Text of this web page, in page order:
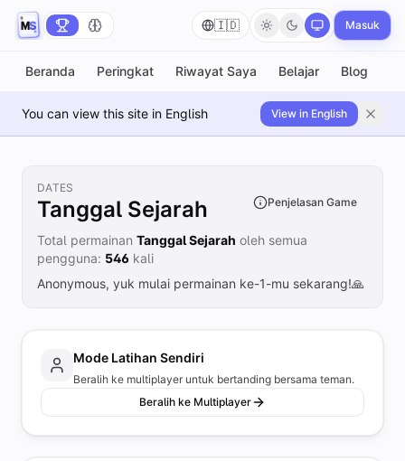
🇮🇩 Masuk
Beranda Peringkat Riwayat Saya Belajar Blog
You can view this site in English View in English
DATES
Tanggal Sejarah Penjelasan Game
Total permainan Tanggal Sejarah oleh semua
pengguna: 546 kali
Anonymous, yuk mulai permainan ke-1-mu sekarang!🙏
Mode Latihan Sendiri
Beralih ke multiplayer untuk bertanding bersama teman.
Beralih ke Multiplayer